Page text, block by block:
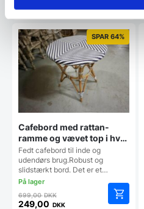
SPAR 64%
Cafebord med rattan-
ramme og vævet top i hvid
og blå
Fedt cafebord til inde og
udendørs brug.Robust og
slidstærkt bord. Det er et…
699,00DKKDen
oprindelige
249,00 DKK